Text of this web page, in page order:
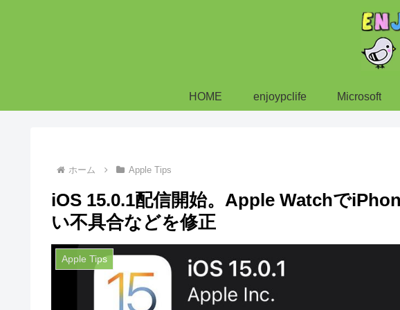
HOME enjoypclife Microsoft
ホーム Apple Tips
iOS 15.0.1配信開始。Apple Watchで
い不具合などを修正
Apple Tips